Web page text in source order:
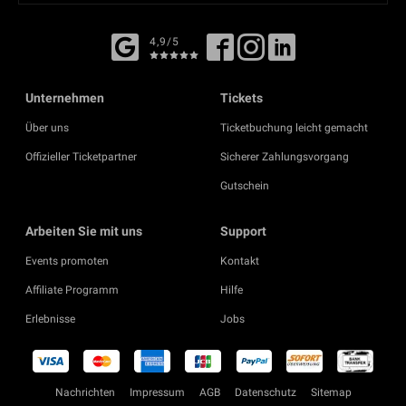
4,9/5
Unternehmen
Über uns
Offizieller Ticketpartner
Tickets
Ticketbuchung leicht gemacht
Sicherer Zahlungsvorgang
Gutschein
Arbeiten Sie mit uns
Events promoten
Affiliate Programm
Erlebnisse
Support
Kontakt
Hilfe
Jobs
Nachrichten Impressum AGB Datenschutz Sitemap